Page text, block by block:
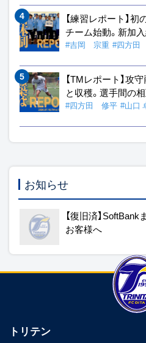
【練習レポート】
チーム始動。新加
#吉岡 宗重 #四方
【TMレポート】攻
と収穫。選手間の
#四方田 修平 #山口
お知らせ
【復旧済】
お客様へ
トリテン